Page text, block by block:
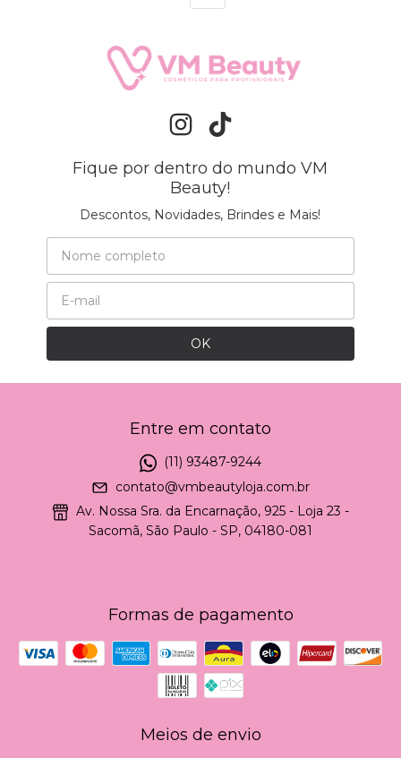
Fique por dentro do mundo VM
Beauty!
Descontos, Novidades, Brindes e Mais!
Entre em contato
(11) 93487-9244
contato@vmbeautyloja.com.br
Av. Nossa Sra. da Encarnação, 925 - Loja 23 -
Sacomã, São Paulo - SP, 04180-081
Formas de pagamento
Meios de envio